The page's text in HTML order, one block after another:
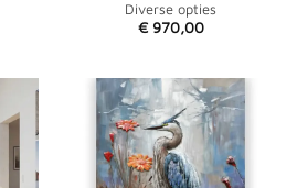
Diverse opties
€970,00